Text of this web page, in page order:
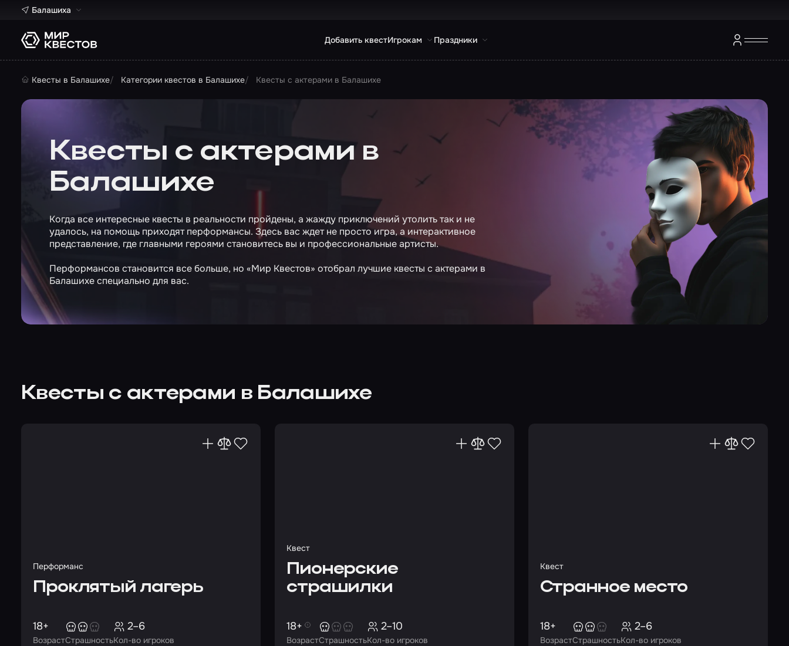
Балашиха
Добавить квестИгрокам Праздники
Квесты в Балашихе Категории квестов в Балашихе Квесты с актерами в Балашихе
Квесты с актерами в
Балашихе
Когда все интересные квесты в реальности пройдены, а жажду приключений утолить так и не
удалось, на помощь приходят перформансы. Здесь вас ждет не просто игра, а интерактивное
представление, где главными героями становитесь вы и профессиональные артисты.
Перформансов становится все больше, но «Мир Квестов» отобрал лучшие квесты с актерами в
Балашихе специально для вас.
Квесты с актерами в Балашихе
Перформанс
Проклятый лагерь
Возраст
18+
СтрашностьКол-во игроков
2–6
Квест
Пионерские
страшилки
Возраст
18+
СтрашностьКол-во игроков
2–10
Квест
Странное место
Возраст
18+
СтрашностьКол-во игроков
2–6